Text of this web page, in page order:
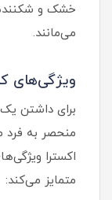
خشک و شکننده
می‌مانند.
ویژگی‌های
برای داشتن
منحصر به
اکسترا
متمایز می‌کند: